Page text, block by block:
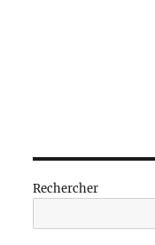
Rechercher